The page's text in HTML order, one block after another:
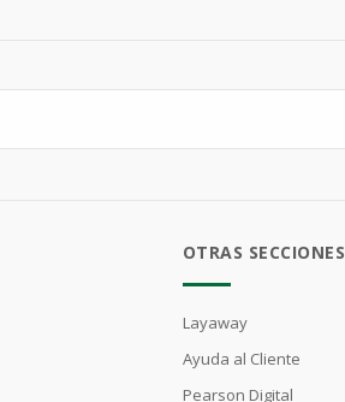
OTRAS SECCIONES
Layaway
Ayuda al Cliente
Pearson Digital